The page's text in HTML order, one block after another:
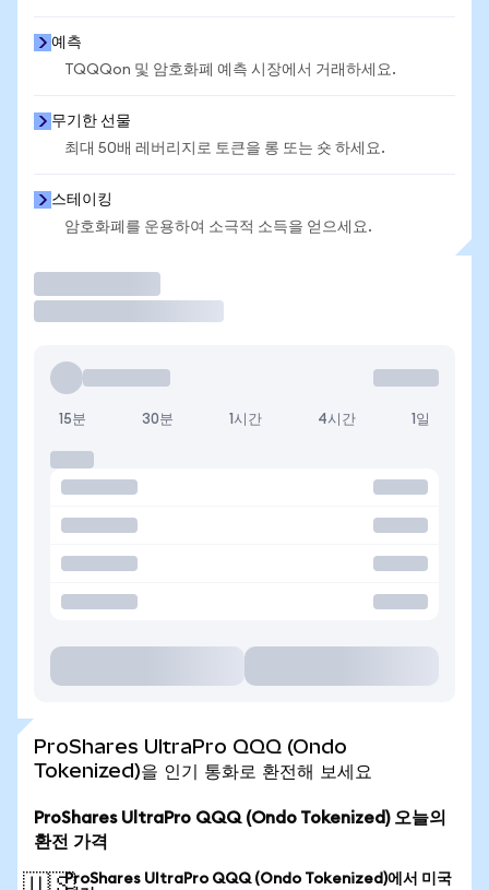
예측
TQQQon 및 암호화폐 예측 시장에서 거래하세요.
무기한 선물
최대 50배 레버리지로 토큰을 롱 또는 숏 하세요.
스테이킹
암호화폐를 운용하여 소극적 소득을 얻으세요.
15분 30분 1시간 4시간 1일
ProShares UltraPro QQQ (Ondo
Tokenized)을 인기 통화로 환전해 보세요
ProShares UltraPro QQQ (Ondo Tokenized) 오늘의
환전 가격
ProShares UltraPro QQQ (Ondo Tokenized)에서 미국